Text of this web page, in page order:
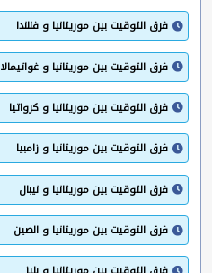
فرق التوقيت بين موريتانيا و فنلندا
فرق التوقيت بين موريتانيا و غواتيمالا
فرق التوقيت بين موريتانيا و كرواتيا
فرق التوقيت بين موريتانيا و زامبيا
فرق التوقيت بين موريتانيا و نيبال
فرق التوقيت بين موريتانيا و الصين